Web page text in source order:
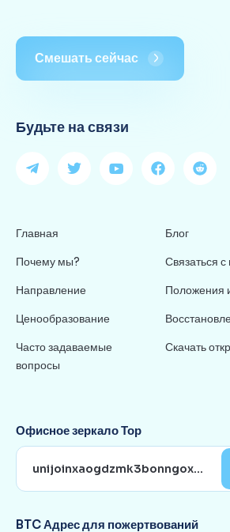
Смешать сейчас
Будьте на связи
Главная
Почему мы?
Направление
Ценообразование
Часто задаваемые
вопросы
Блог
Связаться
Положения
Скачать
Офисное зеркало Тор
BTC Адрес для пожертвований